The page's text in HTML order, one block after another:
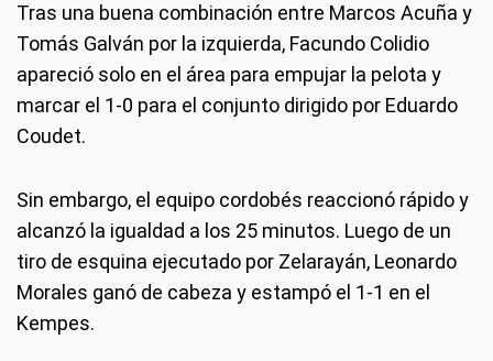
Tras una buena combinación entre Marcos Acuña y
Tomás Galván por la izquierda, Facundo Colidio
apareció solo en el área para empujar la pelota y
marcar el 1-0 para el conjunto dirigido por Eduardo
Coudet.
Sin embargo, el equipo cordobés reaccionó rápido y
alcanzó la igualdad a los 25 minutos. Luego de un
tiro de esquina ejecutado por Zelarayán, Leonardo
Morales ganó de cabeza y estampó el 1-1 en el
Kempes.